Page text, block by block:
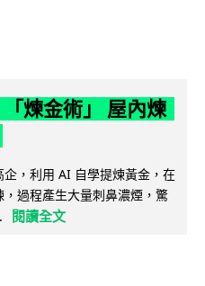
煉金術」 屋內煉
，利用 AI 自學提煉黃金，在
過程產生大量刺鼻濃煙，驚
閱讀全文